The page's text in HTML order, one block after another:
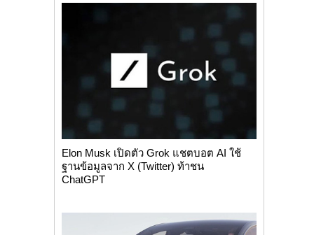
Elon Musk เปิดตัว Grok แชตบอต AI ใช้
ฐานข้อมูลจาก X (Twitter) ท้าชน
ChatGPT